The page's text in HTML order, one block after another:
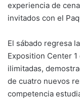
experiencia de
invitados con el
El sábado regresa la
Exposition Center 1
ilimitadas,
de cuatro nuevos
competencia